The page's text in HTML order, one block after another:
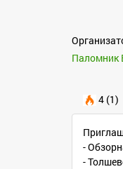
Паломник
4 (1)
-
-